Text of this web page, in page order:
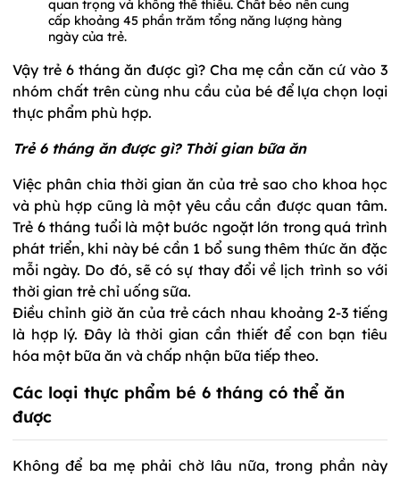
quan trọng và không thể thiếu. Chất béo nên cung
cấp khoảng 45 phần trăm tổng năng lượng hàng
ngày của trẻ.
Vậy trẻ 6 tháng ăn được gì? Cha mẹ cần căn cứ vào 3
nhóm chất trên cùng nhu cầu của bé để lựa chọn loại
thực phẩm phù hợp.
Trẻ 6 tháng ăn được gì? Thời gian bữa ăn
Việc phân chia thời gian ăn của trẻ sao cho khoa học
và phù hợp cũng là một yêu cầu cần được quan tâm.
Trẻ 6 tháng tuổi là một bước ngoặt lớn trong quá trình
phát triển, khi này bé cần 1 bổ sung thêm thức ăn đặc
mỗi ngày. Do đó, sẽ có sự thay đổi về lịch trình so với
thời gian trẻ chỉ uống sữa.
Điều chỉnh giờ ăn của trẻ cách nhau khoảng 2-3 tiếng
là hợp lý. Đây là thời gian cần thiết để con bạn tiêu
hóa một bữa ăn và chấp nhận bữa tiếp theo.
Các loại thực phẩm bé 6 tháng có thể ăn
được
Không để ba mẹ phải chờ lâu nữa, trong phần này